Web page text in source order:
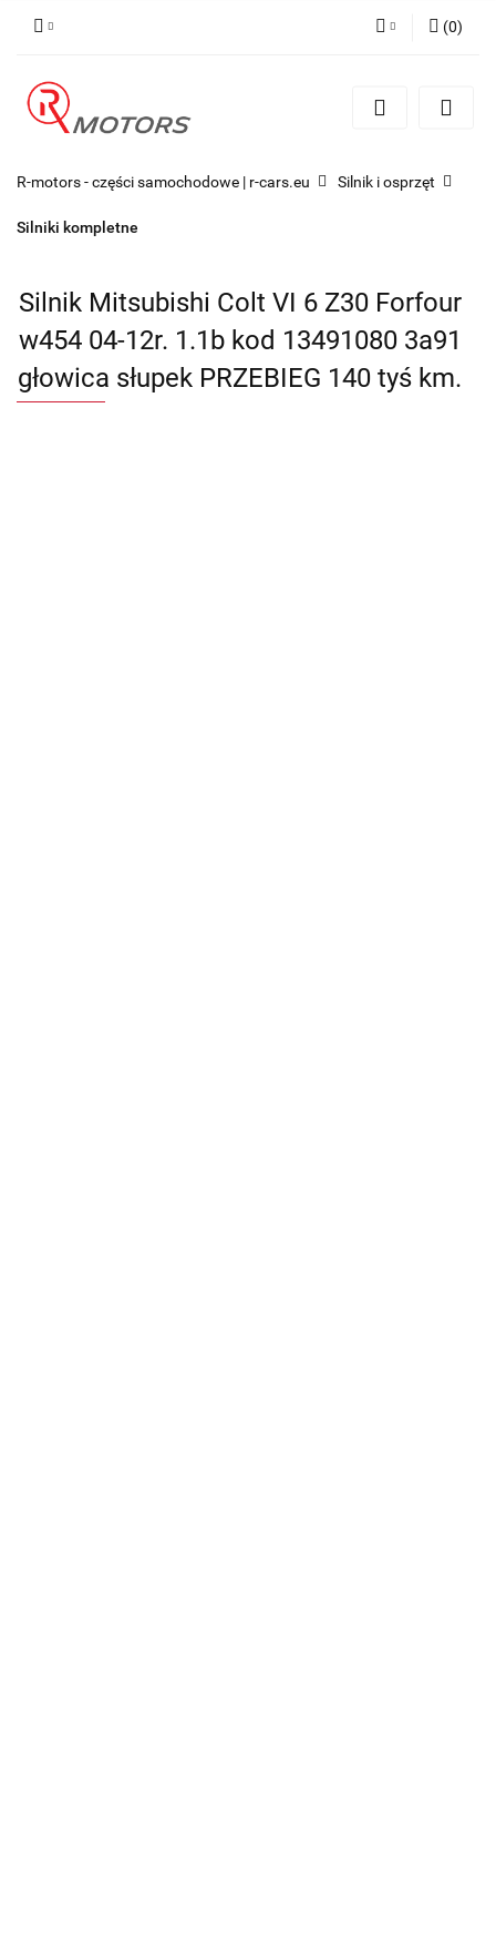
Zarejestruj się
(0)
R-motors - części samochodowe | r-cars.eu Silnik i osprzęt
Silniki kompletne
Silnik Mitsubishi Colt VI 6 Z30 Forfour
w454 04-12r. 1.1b kod 13491080 3a91
głowica słupek PRZEBIEG 140 tyś km.